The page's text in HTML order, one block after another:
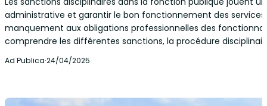
administrative et garantir le bon fonctionnement des services
manquement aux obligations professionnelles des
comprendre les différentes sanctions, la procédure
Ad Publica·24/04/2025